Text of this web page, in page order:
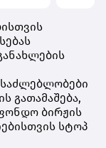
გათამაშება,
ბირჟის
სტოპ